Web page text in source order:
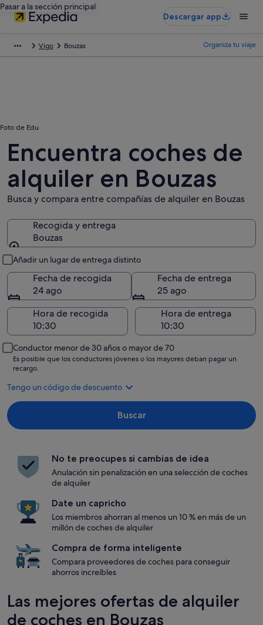
Pasar a la sección principal
Descargar app
Vigo Bouzas Organiza tu viaje
Foto de Edu
Encuentra coches de
alquiler en Bouzas
Busca y compara entre compañías de alquiler en Bouzas
Recogida y entrega
Bouzas
Añadir un lugar de entrega distinto
Fecha de recogida
24 ago
Fecha de entrega
25 ago
Hora de recogida
Hora de entrega
Conductor menor de 30 años o mayor de 70
Es posible que los conductores jóvenes o los mayores deban pagar un
recargo.
Tengo un código de descuento
Buscar
No te preocupes si cambias de idea
Anulación sin penalización en una selección de coches
de alquiler
Date un capricho
Los miembros ahorran al menos un 10 % en más de un
millón de coches de alquiler
Compra de forma inteligente
Compara proveedores de coches para conseguir
ahorros increíbles
Las mejores ofertas de alquiler
de coches en Bouzas